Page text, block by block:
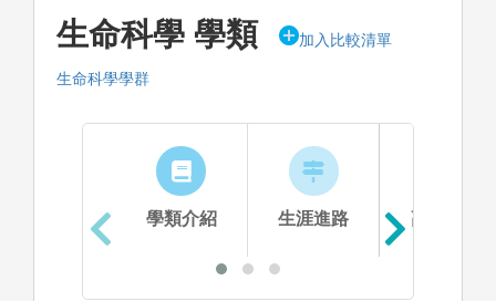
生命科學 學類 加入比較清單
生命科學學群
學類介紹 生涯進路 高中準備